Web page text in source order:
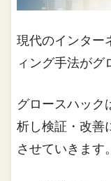
現代のインター
ィング手法がグ
グロースハック
析し検証・改善
させていきます。